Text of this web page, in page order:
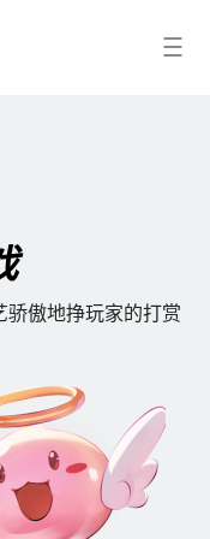
骄傲地挣玩家的打赏